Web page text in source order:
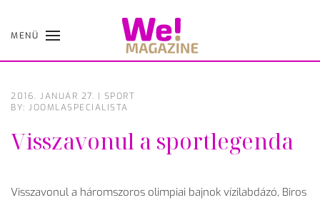
Skip
MENÜ
2016. JANUÁR 27. | SPORT
BY: JOOMLASPECIALISTA
Visszavonul a sportlegenda
Visszavonul a háromszoros olimpiai bajnok vízilabdázó, Biros